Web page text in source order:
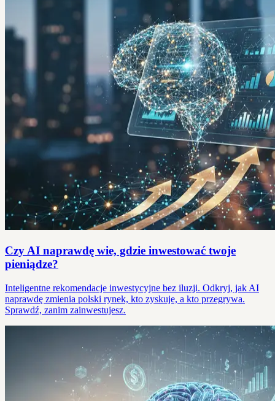
Czy AI naprawdę wie, gdzie inwestować twoje
pieniądze?
Inteligentne rekomendacje inwestycyjne bez iluzji. Odkryj, jak AI
naprawdę zmienia polski rynek, kto zyskuje, a kto przegrywa.
Sprawdź, zanim zainwestujesz.